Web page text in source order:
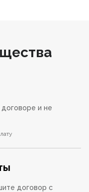
и не
договор с